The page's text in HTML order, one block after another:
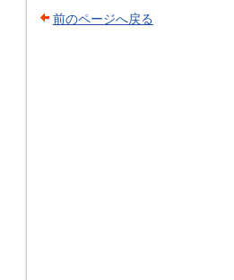
前のページへ戻る